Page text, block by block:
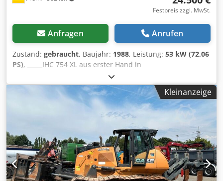
Festpreis zzgl. MwSt.
Anfragen Anrufen
Zustand: gebraucht, Baujahr: 1988, Leistung: 53 kW (72,06
PS), _____IHC 754 XL aus erster Hand in
BestzustandBetriebsstunden: ca. 8.600Baujahr:
1988FrontkraftheberFrontzapfwelle30 km/h GetriebePreis:
24.500,00 Euro netto,Lagerort:null Credpszdmutjfx Aansf
Kleinanzeige